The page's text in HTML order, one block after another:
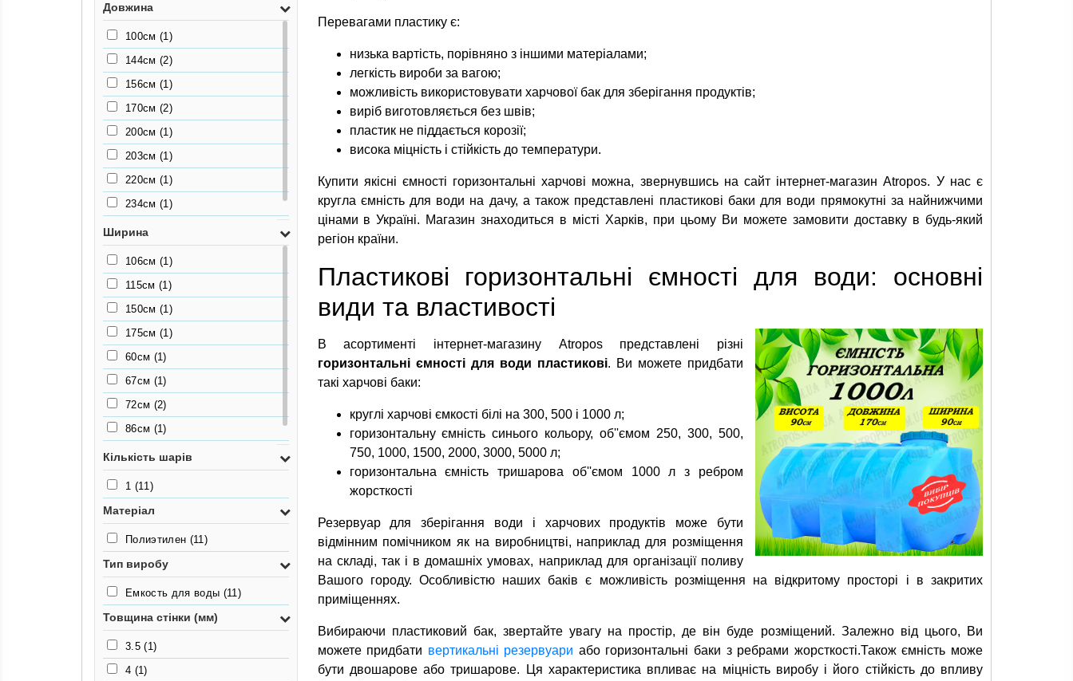
Довжина
100см (1)
144см (2)
156см (1)
170см (2)
200см (1)
203см (1)
220см (1)
234см (1)
96см
Ширина
106см (1)
115см (1)
150см (1)
175см (1)
60см (1)
67см (1)
72см (2)
86см (1)
90см
(2)
Кількість шарів
1 (11)
Матеріал
Полиэтилен (11)
Тип виробу
Емкость для воды (11)
Товщина стінки (мм)
3.5(1)
4 (1)
Перевагами пластику є:
низька вартість, порівняно з іншими матеріалами;
легкість вироби за вагою;
можливість використовувати харчової бак для зберігання продуктів;
виріб виготовляється без швів;
пластик не піддається корозії;
висока міцність і стійкість до температури.
Купити якісні ємності горизонтальні харчові можна, звернувшись на сайт інтернет-магазин Atropos. У нас є
кругла ємність для води на дачу, а також представлені пластикові баки для води прямокутні за найнижчими
цінами в Україні. Магазин знаходиться в місті Харків, при цьому Ви можете замовити доставку в будь-який
регіон країни.
Пластикові горизонтальні ємності для води: основні
види та властивості
В асортименті інтернет-магазину Atropos представлені різні
горизонтальні ємності для води пластикові. Ви можете придбати
такі харчові баки:
круглі харчові ємкості білі на 300, 500 і 1000 л;
горизонтальну ємність синього кольору, об''ємом 250, 300, 500,
750, 1000, 1500, 2000, 3000, 5000 л;
горизонтальна ємність тришарова об''ємом 1000 л з ребром
жорсткості
Резервуар для зберігання води і харчових продуктів може бути
відмінним помічником як на виробництві, наприклад для розміщення
на складі, так і в домашніх умовах, наприклад для організації поливу
Вашого городу. Особливістю наших баків є можливість розміщення на відкритому просторі і в закритих
приміщеннях.
Вибираючи пластиковий бак, звертайте увагу на простір, де він буде розміщений. Залежно від цього, Ви
можете придбати вертикальні резервуари або горизонтальні баки з ребрами жорсткості.Також ємність може
бути двошарове або тришарове. Ця характеристика впливає на міцність виробу і його стійкість до впливу